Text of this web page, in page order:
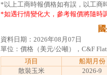
*以上工商時報價格如有誤，以工商
*如遇行情變化大，參考報價將隨時
資料日期：2026年08月07日
單位：價格（美元/公噸），C&F
項目
船期月份
散裝玉米
2026-9